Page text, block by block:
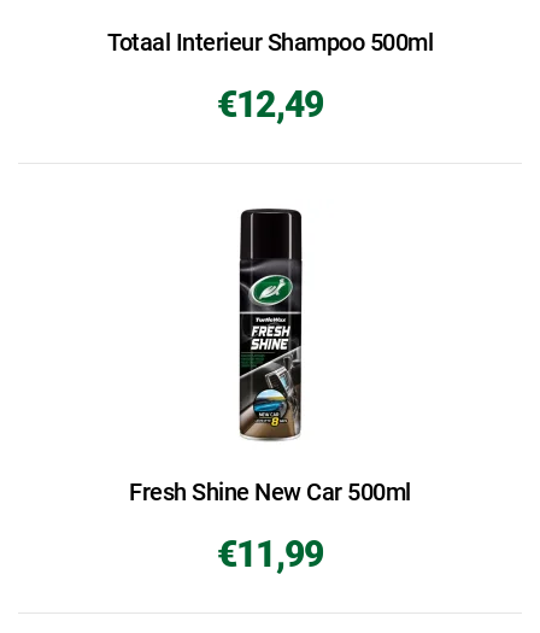
Totaal Interieur Shampoo 500ml
€12,49
Fresh Shine New Car 500ml
€11,99